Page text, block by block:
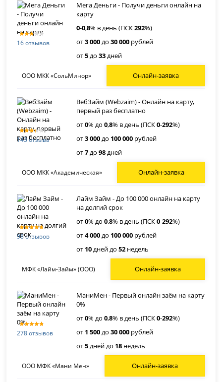
16 отзывов
Мега Деньги - Получи деньги онлайн на
карту
0-0,8% в день (ПСК292%)
от3 000до30 000 рублей
от5до33дней
ООО МКК «СольМинор» Онлайн-заявка
143 отзыва
ВебЗайм (Webzaim) - Онлайн на карту,
первый раз бесплатно
от0% до0,8% в день (ПСК0-292%)
от3 000до 100 000 рублей
от7до98дней
ООО МКК «Академическая» Онлайн-заявка
98 отзывов
Лайм Займ - До 100 000 онлайн на карту
на долгий срок
от0% до0.8% в день (ПСК0-292%)
от4 000до 100 000 рублей
от 10дней до52 недель
МФК «Лайм-Займ» (ООО) Онлайн-заявка
278 отзывов
МаниМен - Первый онлайн заём на карту
0%
от0% до0,8% в день (ПСК0-292%)
от 1 500до30 000 рублей
от5дней до 18 недель
ООО МФК «Мани Мен» Онлайн-заявка